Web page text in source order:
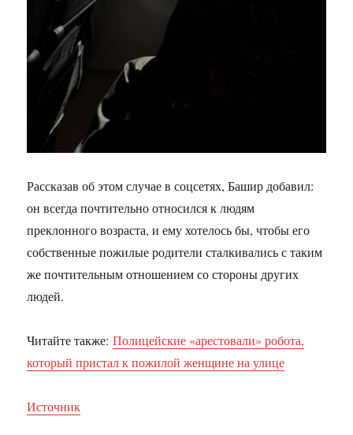
Рассказав об этом случае в соцсетях, Башир добавил:
он всегда почтительно относился к людям
преклонного возраста, и ему хотелось бы, чтобы его
собственные пожилые родители сталкивались с таким
же почтительным отношением со стороны других
людей.
Читайте также:Полицейские «арестовали» робота,
который пристал к пожилой женщине на улице
Источник